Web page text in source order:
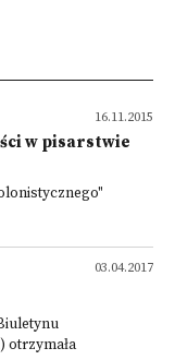
16.11.2015
w pisarstwie
03.04.2017
otrzymała